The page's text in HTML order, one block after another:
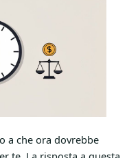
a che ora dovrebbe